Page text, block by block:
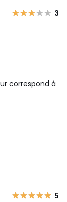
3
correspond à
5